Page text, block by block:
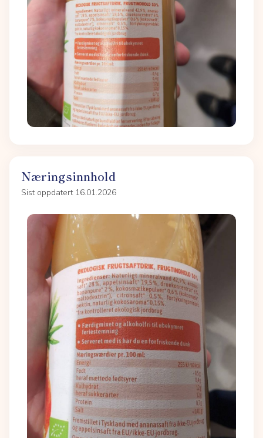
Næringsinnhold
Sist oppdatert 16.01.2026